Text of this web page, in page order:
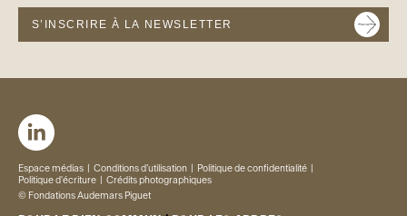
S’INSCRIRE À LA NEWSLETTER
Espace médias Conditions d’utilisation
Politique de confidentialité
Politique d'écriture
Crédits photographiques
© Fondations Audemars Piguet